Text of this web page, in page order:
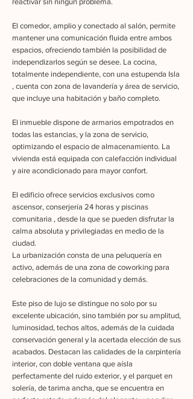
El comedor, amplio y conectado al salón, permite
mantener una comunicación fluida entre ambos
espacios, ofreciendo también la posibilidad de
independizarlos según se desee. La cocina,
totalmente independiente, con una estupenda Isla
, cuenta con zona de lavandería y área de servicio,
que incluye una habitación y baño completo.
El inmueble dispone de armarios empotrados en
todas las estancias, y la zona de servicio,
optimizando el espacio de almacenamiento. La
vivienda está equipada con calefacción individual
y aire acondicionado para mayor confort.
El edificio ofrece servicios exclusivos como
ascensor, conserjería 24 horas y piscinas
comunitaria , desde la que se pueden disfrutar la
calma absoluta y privilegiadas en medio de la
ciudad.
La urbanización consta de una peluquería en
activo, además de una zona de coworking para
celebraciones de la comunidad y demás.
Este piso de lujo se distingue no solo por su
excelente ubicación, sino también por su amplitud,
luminosidad, techos altos, además de la cuidada
conservación general y la acertada elección de sus
acabados. Destacan las calidades de la carpintería
interior, con doble ventana que aísla
perfectamente del ruido exterior, y el parquet en
solería, de tarima ancha, que se encuentra en